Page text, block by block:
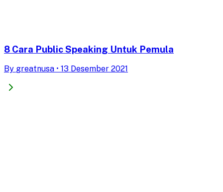
8 Cara Public Speaking Untuk Pemula
By greatnusa • 13 Desember 2021